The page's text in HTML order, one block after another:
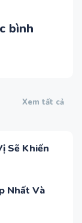
bình
Xem tất cả
Sẽ Khiến
Nhất Và